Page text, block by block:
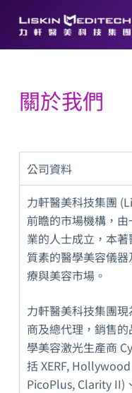
跳
至
主
內
容
關於我們
公司資料
力軒醫美科技集團
前瞻的市場機構，
業的人士成立，本
質素的醫學美容儀
療與美容市場。
力軒醫美科技集團
商及總代理，銷售
學美容激光生產商
括 XERF,
PicoPlus, Clarity II)